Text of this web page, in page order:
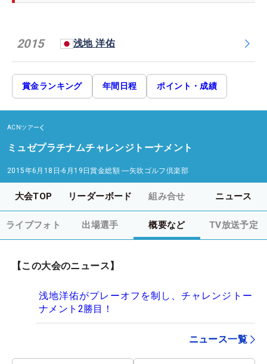
2015 浅地 洋佑
賞金ランキング 年間日程 ポイント・成績
ACNツアー
ミュゼプラチナムチャレンジトーナメント
2015年6月18日-6月19日賞金総額 ―矢吹ゴルフ倶楽部
大会TOP リーダーボード 組み合せ ニュース
ライブフォト 出場選手 概要など TV放送予定
【この大会のニュース】
浅地洋佑がプレーオフを制し、チャレンジトー
ナメント2勝目！
ニュース一覧